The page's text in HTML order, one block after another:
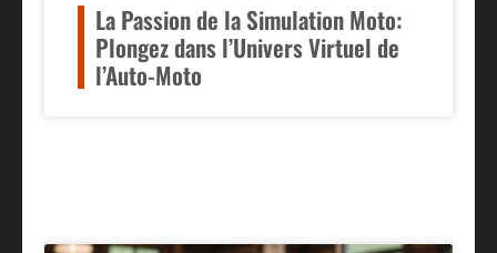
La Passion de la Simulation Moto:
Plongez dans l’Univers Virtuel de
l’Auto-Moto